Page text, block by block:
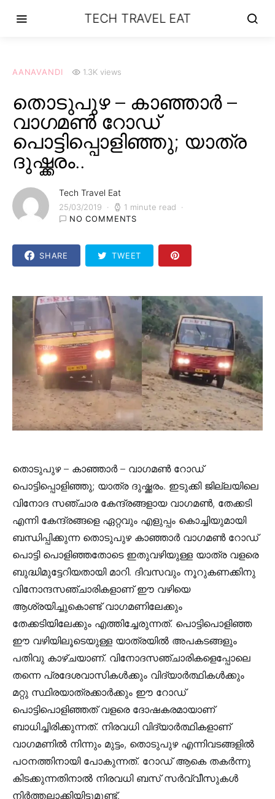
TECH TRAVEL EAT
AANAVANDI 1.3K views
തൊടുപുഴ – കാഞ്ഞാർ –
വാഗമൺ റോഡ്
പൊട്ടിപ്പൊളിഞ്ഞു; യാത്ര
ദുഷ്ക്കരം..
Tech Travel Eat
25/03/2019
1 minute read
NO COMMENTS
SHARE TWEET
തൊടുപുഴ – കാഞ്ഞാർ – വാഗമൺ റോഡ്
പൊട്ടിപ്പൊളിഞ്ഞു; യാത്ര ദുഷ്ക്കരം. ഇടുക്കി ജില്ലയിലെ
വിനോദ സഞ്ചാര കേന്ദ്രങ്ങളായ വാഗമൺ, തേക്കടി
എന്നി കേന്ദ്രങ്ങളെ ഏറ്റവും എളുപ്പം കൊച്ചിയുമായി
ബന്ധിപ്പിക്കുന്ന തൊടുപുഴ കാഞ്ഞാർ വാഗമൺ റോഡ്
പൊട്ടി പൊളിഞ്ഞതോടെ ഇതുവഴിയുള്ള യാത്ര വളരെ
ബുദ്ധിമുട്ടേറിയതായി മാറി. ദിവസവും നൂറുകണക്കിനു
വിനോന്ദസഞ്ചാരികളാണ് ഈ വഴിയെ
ആശ്രയിച്ചുകൊണ്ട് വാഗമണിലേക്കും
തേക്കടിയിലേക്കും എത്തിച്ചേരുന്നത്. പൊട്ടിപൊളിഞ്ഞ
ഈ വഴിയിലൂടെയുള്ള യാത്രയിൽ അപകടങ്ങളും
പതിവു കാഴ്ചയാണ്. വിനോദസഞ്ചാരികളെപ്പോലെ
തന്നെ പ്രദേശവാസികൾക്കും വിദ്യാർത്ഥികൾക്കും
മറ്റു സ്ഥിരയാത്രക്കാർക്കും ഈ റോഡ്
പൊട്ടിപൊളിഞ്ഞത് വളരെ ദോഷകരമായാണ്
ബാധിച്ചിരിക്കുന്നത്. നിരവധി വിദ്യാർത്ഥികളാണ്
വാഗമണിൽ നിന്നും മുട്ടം, തൊടുപുഴ എന്നിവടങ്ങളിൽ
പഠനത്തിനായി പോകുന്നത്. റോഡ് ആകെ തകർന്നു
കിടക്കുന്നതിനാൽ നിരവധി ബസ് സർവ്വീസുകൾ
നിർത്തലാക്കിയിട്ടുമുണ്ട്.